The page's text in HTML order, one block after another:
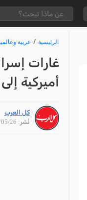
الرئيسية عربية
غارات
أميركية
كل العرب
نُشر: 01/05/26 15:45